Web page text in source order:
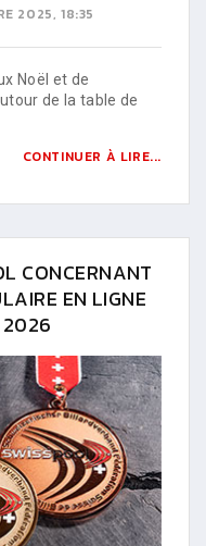
2025, 18:35
Noël et de
de la table de
CONTINUER À LIRE...
CONCERNANT
EN LIGNE
2026